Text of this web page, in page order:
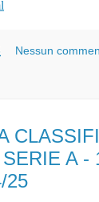
Nessun
A -
25